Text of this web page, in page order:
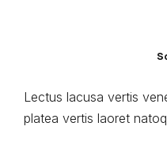
Lectus lacusa vertis
platea vertis laoret